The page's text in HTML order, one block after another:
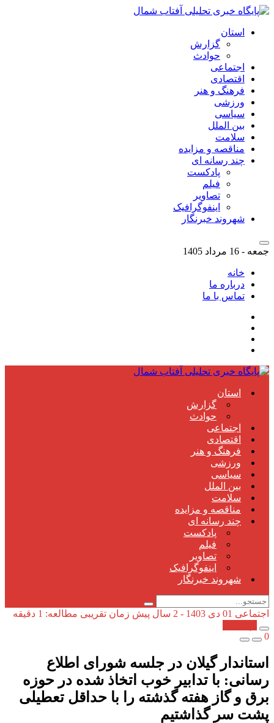
استان
گزارش
حوادث
اجتماعی
اقتصادی
فرهنگ و هنر
ورزشی
سیاسی
بین الملل
سلامت
مناقصه و مزایده
چند رسانه ای
پادکست
فیلم
تصاویر
اینفوگرافیک
شهروند خبرنگار
جمعه - 16 مرداد 1405
خانه
درباره ما
تماس با ما
استان
گزارش
حوادث
اجتماعی
اقتصادی
فرهنگ و هنر
ورزشی
سیاسی
بین الملل
سلامت
مناقصه و مزایده
چند رسانه ای
پادکست
فیلم
تصاویر
اینفوگرافیک
شهروند خبرنگار
اجتماعی 01 دی 1403 - 2 سال پیش
زمان تقریبی مطالعه: 1 دقیقه
0
استاندار گیلان در جلسه شورای اطلاع
رسانی: با تدابیر خوب اتخاذ شده در حوزه
برق و گاز هفته گذشته را با حداقل تعطیلی
پشت سر گذاشتیم